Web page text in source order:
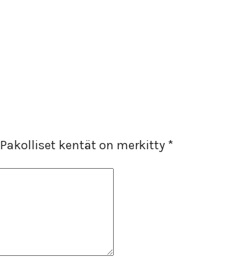
Pakolliset kentät on merkitty *